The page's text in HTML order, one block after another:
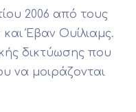
2006 από τους
Έβαν Ουίλιαμς.
δικτύωσης που
να μοιράζονται